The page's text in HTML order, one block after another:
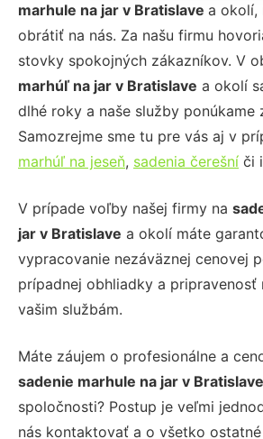
marhule na jar v Bratislave a okolí,
obrátiť na nás. Za našu firmu
stovky spokojných zákazníkov. V
marhúľ na jar v Bratislave a okolí
dlhé roky a naše služby ponúkame
Samozrejme sme tu pre vás aj v
marhúľ na jeseň, sadenia čerešní či
V prípade voľby našej firmy na
jar v Bratislave a okolí máte
vypracovanie nezáväznej cenovej
prípadnej obhliadky a pripravenosť
vašim službám.
Máte záujem o profesionálne a
sadenie marhule na jar v Bratislave
spoločnosti? Postup je veľmi
nás kontaktovať a o všetko